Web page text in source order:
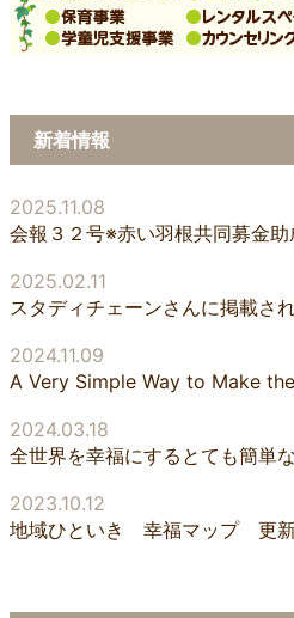
新着情報
会報３２号※赤い羽根共同募金
2025.11.08
スタディチェーンさんに掲載さ
2025.02.11
A Very Simple Way to Make
2024.11.09
全世界を幸福にするとても簡単
2024.03.18
地域ひといき 幸福マップ 更
2023.10.12